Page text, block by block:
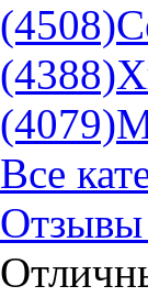
(4508)
(4388)
(4079)
Все
Отзывы